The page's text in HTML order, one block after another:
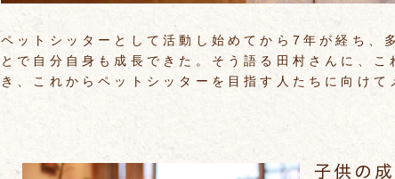
ペットシッターとして活動し始めてから7年が経ち、
とで自分自身も成長できた。そう語る田村さんに、
き、これからペットシッターを目指す人たちに向けて